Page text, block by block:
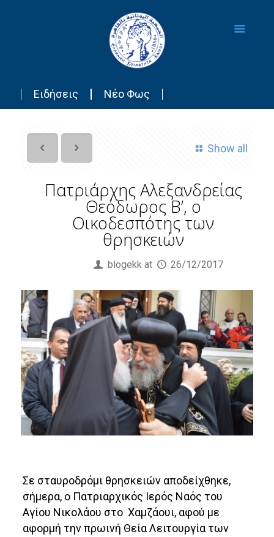
Ειδήσεις Νέο Φως
Show all
Πατριάρχης Αλεξανδρείας
Θεόδωρος Β’, ο
Οικοδεσπότης των
θρησκειών
blogekk at 26/12/2017
Σε σταυροδρόμι θρησκειών αποδείχθηκε,
σήμερα, ο Πατριαρχικός Ιερός Ναός του
Αγίου Νικολάου στο Χαμζάουι, αφού με
αφορμή την πρωινή Θεία Λειτουργία των